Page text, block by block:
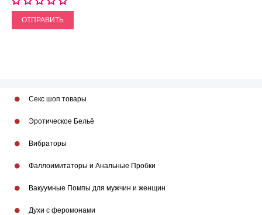
ОТПРАВИТЬ
Секс шоп товары
Эротическое Бельё
Вибраторы
Фаллоимитаторы и Анальные Пробки
Вакуумные Помпы для мужчин и женщин
Духи с феромонами